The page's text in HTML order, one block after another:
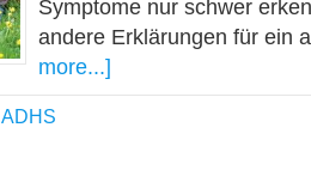
Symptome nur schwer
andere Erklärungen für ein
more...]
ADHS